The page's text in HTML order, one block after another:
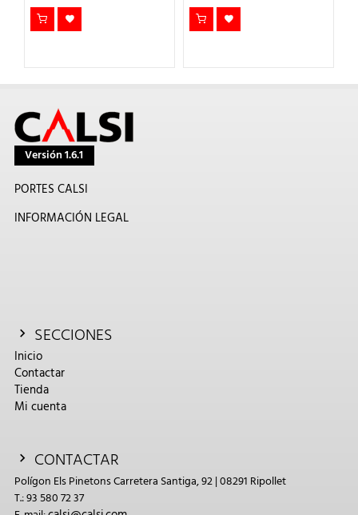
Versión 1.6.1
PORTES CALSI
INFORMACIÓN LEGAL
SECCIONES
Inicio
Contactar
Tienda
Mi cuenta
CONTACTAR
Polígon Els Pinetons Carretera Santiga, 92 | 08291 Ripollet
T.: 93 580 72 37